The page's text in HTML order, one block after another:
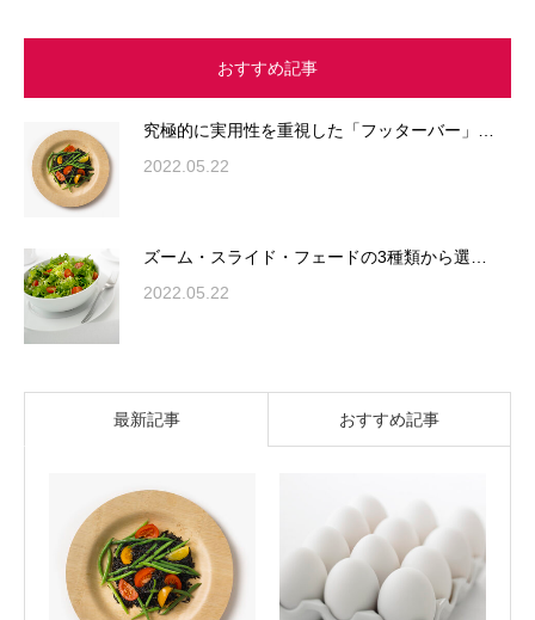
おすすめ記事
究極的に実用性を重視した「フッターバー」…
2022.05.22
ズーム・スライド・フェードの3種類から選…
2022.05.22
最新記事 おすすめ記事